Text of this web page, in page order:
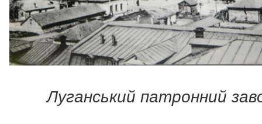
Луганський патронний